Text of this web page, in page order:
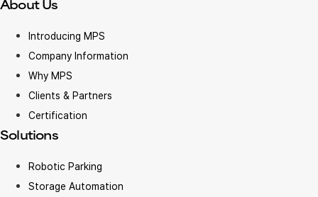
About Us
Introducing MPS
Company Information
Why MPS
Clients & Partners
Certification
Solutions
Robotic Parking
Storage Automation